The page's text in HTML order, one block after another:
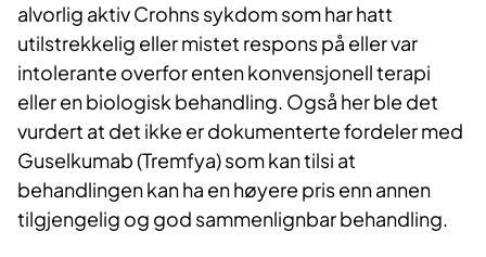
alvorlig aktiv Crohns sykdom som har hatt
utilstrekkelig eller mistet respons på eller var
intolerante overfor enten konvensjonell terapi
eller en biologisk behandling. Også her ble det
vurdert at det ikke er dokumenterte fordeler med
Guselkumab (Tremfya) som kan tilsi at
behandlingen kan ha en høyere pris enn annen
tilgjengelig og god sammenlignbar behandling.